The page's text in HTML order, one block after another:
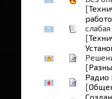
[
[
[
Радио
[